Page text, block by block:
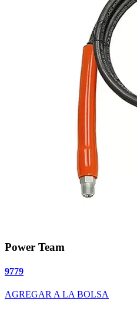
Power Team
9779
AGREGAR A LA BOLSA